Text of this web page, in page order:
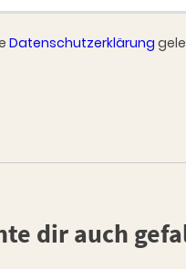
Datenschutzerklärung
dir auch